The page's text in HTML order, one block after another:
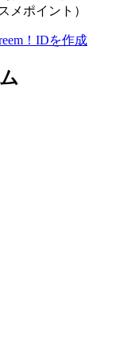
メポイント）
！IDを作成